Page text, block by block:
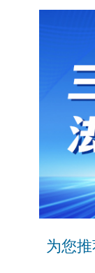
为您